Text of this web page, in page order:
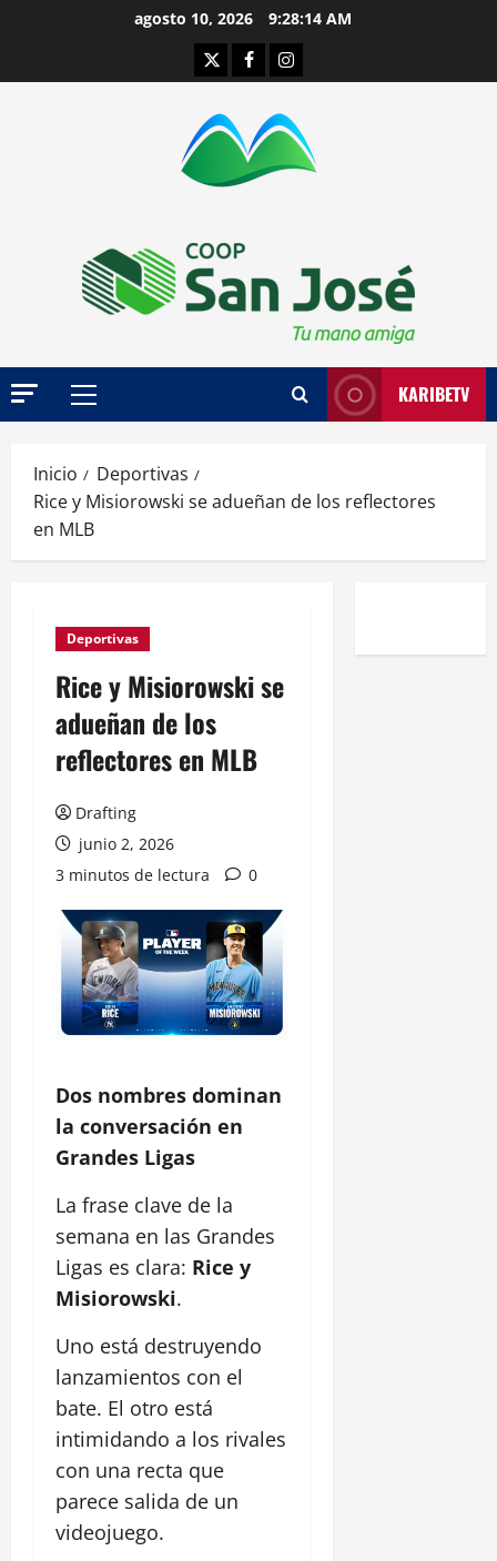
agosto 10, 2026 9:28:15 AM
TwitterFacebookInstagram
Menú
KARIBETV
Inicio
Deportivas
Rice y Misiorowski se adueñan de los reflectores
en MLB
Deportivas
Rice y Misiorowski se
adueñan de los
reflectores en MLB
Drafting
junio 2, 2026
3 minutos de lectura
0
Dos nombres dominan
la conversación en
Grandes Ligas
La frase clave de la
semana en las Grandes
Ligas es clara: Rice y
Misiorowski.
Uno está destruyendo
lanzamientos con el
bate. El otro está
intimidando a los rivales
con una recta que
parece salida de un
videojuego.